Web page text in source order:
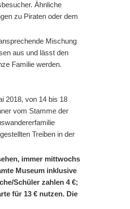
Ähnliche
zu Piraten oder dem
Mischung
aus und lässt den
Familie werden.
2018, von 14 bis 18
vom Stamme der
Treiben in der
immer mittwochs
Museum inklusive
Schüler zahlen 4 €;
für 13 € nutzen. Die